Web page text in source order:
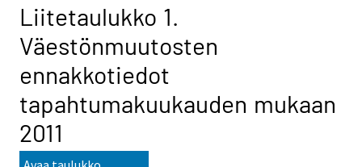
Liitetaulukko 1.
Väestönmuutosten
ennakkotiedot
tapahtumakuukauden mukaan
2011